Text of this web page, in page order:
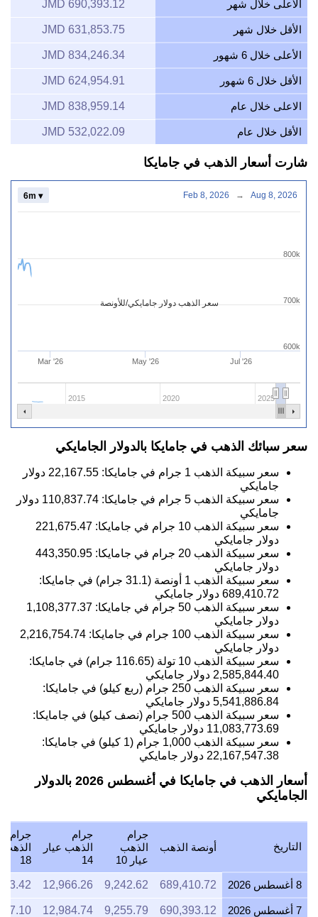
الأعلى خلال شهر 690,393.12 JMD
الأقل خلال شهر 631,853.75 JMD
الأعلى خلال 6 شهور 834,246.34 JMD
الأقل خلال 6 شهور 624,954.91 JMD
الاعلى خلال عام 838,959.14 JMD
الأقل خلال عام 532,022.09 JMD
شارت أسعار الذهب في جامايكا
سعر الذهب دولار جامايكي/للأونصة
Mar '26 May '26 Jul '26
2015 2020 2025
600k
700k
800k
6m ▾ Feb 8, 2026 → Aug 8, 2026
سعر سبائك الذهب في جامايكا بالدولار الجامايكي
سعر سبيكة الذهب 1 جرام في جامايكا: 22,167.55 دولار
جامايكي
سعر سبيكة الذهب 5 جرام في جامايكا:
110,837.74 دولار
جامايكي
سعر سبيكة الذهب 10 جرام في جامايكا:
221,675.47
دولار جامايكي
سعر سبيكة الذهب 20 جرام في جامايكا:
443,350.95
دولار جامايكي
سعر سبيكة الذهب 1 أونصة (31.1 جرام) في جامايكا:
689,410.72 دولار جامايكي
سعر سبيكة الذهب 50 جرام في جامايكا:
1,108,377.37
دولار جامايكي
سعر سبيكة الذهب 100 جرام في جامايكا:
2,216,754.74
دولار جامايكي
سعر سبيكة الذهب 10 تولة (116.65 جرام) في جامايكا:
2,585,844.40 دولار جامايكي
سعر سبيكة الذهب 250 جرام (ربع كيلو) في جامايكا:
5,541,886.84 دولار جامايكي
سعر سبيكة الذهب 500 جرام (نصف كيلو) في جامايكا:
11,083,773.69 دولار جامايكي
سعر سبيكة الذهب 1,000 جرام (1 كيلو) في جامايكا:
22,167,547.38 دولار جامايكي
أسعار الذهب في جامايكا في أغسطس 2026 بالدولار
الجامايكي
التاريخ أونصة الذهب
جرام
الذهب
عيار 10
جرام
الذهب عيار
14
جرام
الذهب
18
8 أغسطس 2026 689,410.72
9,242.62
12,966.26
7 أغسطس 2026 690,393.12
9,255.79
12,984.74